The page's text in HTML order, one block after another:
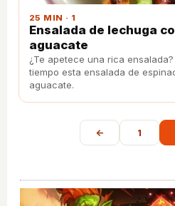
25 MIN · 1
Ensalada de lechuga
aguacate
¿Te apetece una rica
tiempo esta ensalada de
aguacate.
← 1